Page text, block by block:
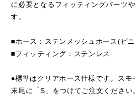
に必要となるフィッティングパーツ
す。
■ホース：ステンメッシュホース(ビ
■フィッティング：ステンレス
●標準はクリアホース仕様です。スモ
末尾に「S」をつけてご注文ください